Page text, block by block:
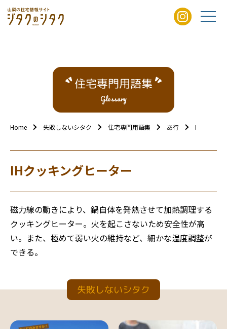
住宅専門用語集
Glossary
Home 失敗しないシタク 住宅専門用語集 あ行 IHクッキ
IHクッキングヒーター
磁力線の動きにより、鍋自体を発熱させて加熱調理する
クッキングヒーター。火を起こさないため安全性が高
い。また、極めて弱い火の維持など、細かな温度調整が
できる。
失敗しないシタク